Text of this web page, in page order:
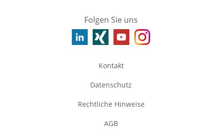
Folgen Sie uns
Kontakt
Datenschutz
Rechtliche Hinweise
AGB